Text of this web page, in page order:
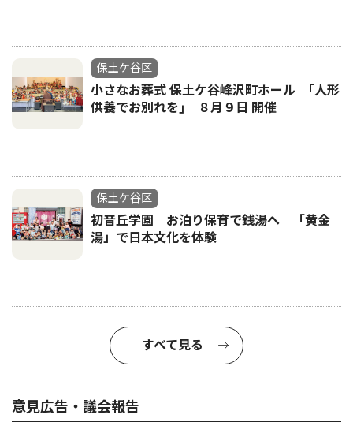
保土ケ谷区
小さなお葬式 保土ケ谷峰沢町ホール ｢人形
供養でお別れを｣ ８月９日 開催
保土ケ谷区
初音丘学園 お泊り保育で銭湯へ 「黄金
湯」で日本文化を体験
すべて見る
意見広告・議会報告